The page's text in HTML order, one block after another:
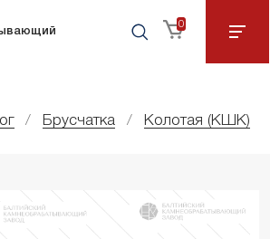
0
Брусчатка Колотая (КШК)